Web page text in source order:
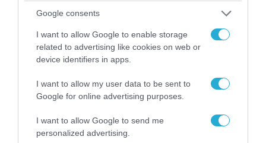
Google consents
I want to allow Google to enable storage
related to advertising like cookies on web or
device identifiers in apps.
I want to allow my user data to be sent to
Google for online advertising purposes.
I want to allow Google to send me
personalized advertising.
«Οι εντελώς αθώοι»: Η ανάρτηση του Αρκά για
Αττικής (φωτο)